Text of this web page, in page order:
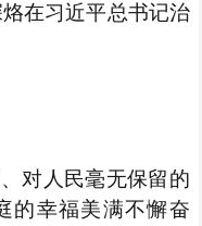
在习近平总书记治
对人民毫无保留的
的幸福美满不懈奋